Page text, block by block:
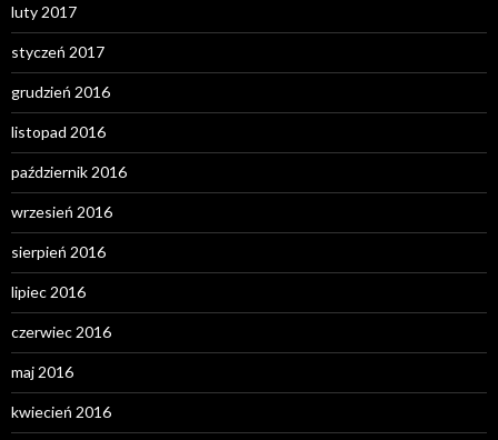
luty 2017
styczeń 2017
grudzień 2016
listopad 2016
październik 2016
wrzesień 2016
sierpień 2016
lipiec 2016
czerwiec 2016
maj 2016
kwiecień 2016